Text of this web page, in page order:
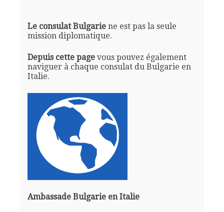
Le consulat Bulgariene est pas la seule
mission diplomatique.
Depuis cette pagevous pouvez également
naviguer à chaque consulat du Bulgarie en
Italie.
Ambassade Bulgarie en Italie